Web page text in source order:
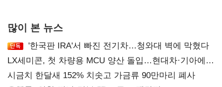
많이 본 뉴스
'한국판 IRA'서 빠진 전기차…청와대 벽에 막혔다
LX세미콘, 첫 차량용 MCU 양산 돌입…현대차·기아에
공급
시금치 한달새 152% 치솟고 가금류 90만마리 폐사